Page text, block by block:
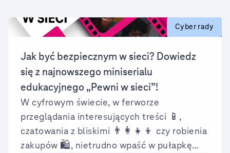
Cyber rady
Jak być bezpiecznym w sieci? Dowiedz
się z najnowszego miniserialu
edukacyjnego „Pewni w sieci”!
W cyfrowym świecie, w ferworze
przeglądania interesujących treści 📱,
czatowania z bliskimi 👨‍👩‍👧‍👦 czy robienia
zakupów 🛍️, nietrudno wpaść w pułapkę